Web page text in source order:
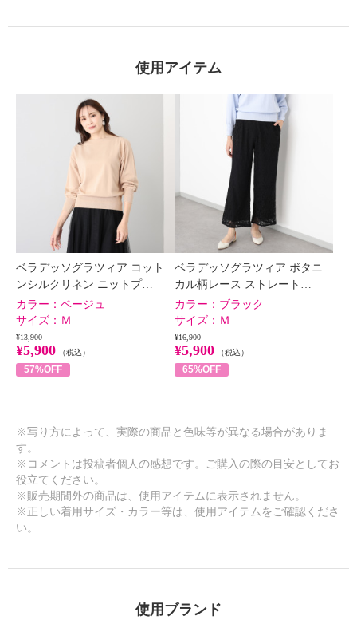
使用アイテム
ベラデッソグラツィア コット
ンシルクリネン ニットプ…
カラー： ベージュ
サイズ： Ｍ
¥13,900
¥5,900 （税込）
57%OFF
ベラデッソグラツィア ボタニ
カル柄レース ストレート…
カラー： ブラック
サイズ： Ｍ
¥16,900
¥5,900 （税込）
65%OFF
※写り方によって、実際の商品と色味等が異なる場合がありま
す。
※コメントは投稿者個人の感想です。ご購入の際の目安としてお
役立てください。
※販売期間外の商品は、使用アイテムに表示されません。
※正しい着用サイズ・カラー等は、使用アイテムをご確認くださ
い。
使用ブランド